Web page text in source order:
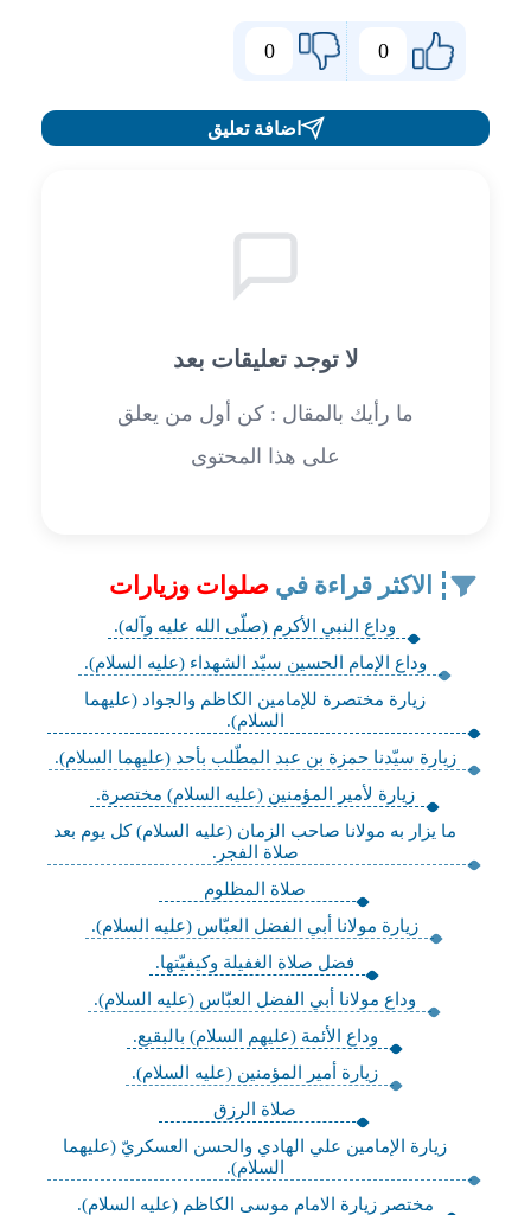
0
0
اضافة تعليق
لا توجد تعليقات بعد
ما رأيك بالمقال : كن أول من يعلق
على هذا المحتوى
الاكثر قراءة في صلوات وزيارات
وداع النبي الأكرم (صلّى الله عليه وآله).
وداع الإمام الحسين سيّد الشهداء (عليه السلام).
زيارة مختصرة للإمامين الكاظم والجواد (عليهما
السلام).
زيارة سيّدنا حمزة بن عبد المطّلب بأحد (عليهما السلام).
زيارة لأمير المؤمنين (عليه السلام) مختصرة.
ما يزار به مولانا صاحب الزمان (عليه ‌السلام) كل يوم بعد
صلاة الفجر.
صلاة المظلوم
زيارة مولانا أبي الفضل العبّاس (عليه السلام).
فضل صلاة الغفيلة وكيفيّتها.
وداع مولانا أبي الفضل العبّاس (عليه السلام).
وداع الأئمة (عليهم السلام) بالبقيع.
زيارة أمير المؤمنين (عليه السلام).
صلاة الرزق
زيارة الإمامين علي الهادي والحسن العسكريّ (عليهما
السلام).
مختصر زيارة الامام موسى الكاظم (عليه السلام).